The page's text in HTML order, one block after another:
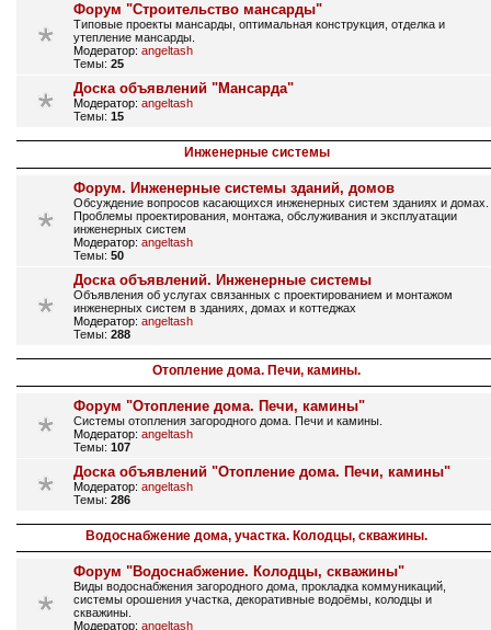
Форум "Строительство мансарды"
Типовые проекты мансарды, оптимальная конструкция, отделка и
утепление мансарды.
Модератор: angeltash
Темы: 25
Доска объявлений "Мансарда"
Модератор: angeltash
Темы: 15
Инженерные системы
Форум. Инженерные системы зданий, домов
Обсуждение вопросов касающихся инженерных систем зданиях и домах.
Проблемы проектирования, монтажа, обслуживания и эксплуатации
инженерных систем
Модератор: angeltash
Темы: 50
Доска объявлений. Инженерные системы
Объявления об услугах связанных с проектированием и монтажом
инженерных систем в зданиях, домах и коттеджах
Модератор: angeltash
Темы: 288
Отопление дома. Печи, камины.
Форум "Отопление дома. Печи, камины"
Системы отопления загородного дома. Печи и камины.
Модератор: angeltash
Темы: 107
Доска объявлений "Отопление дома. Печи, камины"
Модератор: angeltash
Темы: 286
Водоснабжение дома, участка. Колодцы, скважины.
Форум "Водоснабжение. Колодцы, скважины"
Виды водоснабжения загородного дома, прокладка коммуникаций,
системы орошения участка, декоративные водоёмы, колодцы и
скважины.
Модератор: angeltash